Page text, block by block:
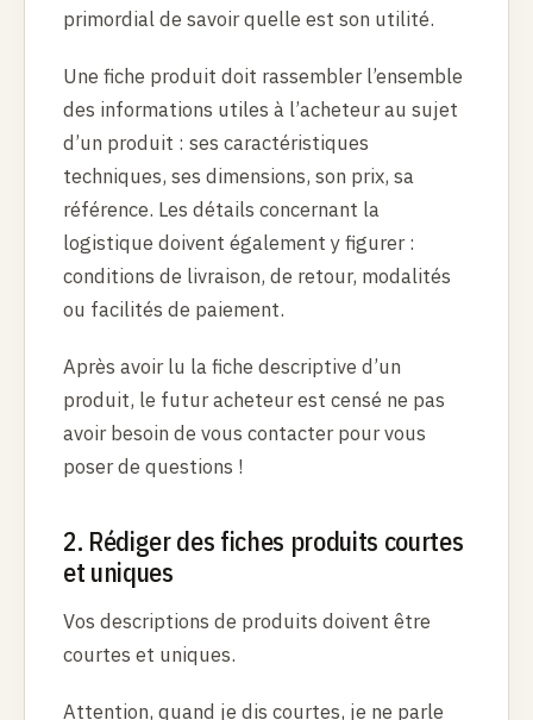
primordial de savoir quelle est son utilité.
Une fiche produit doit rassembler l’ensemble
des informations utiles à l’acheteur au sujet
d’un produit : ses caractéristiques
techniques, ses dimensions, son prix, sa
référence. Les détails concernant la
logistique doivent également y figurer :
conditions de livraison, de retour, modalités
ou facilités de paiement.
Après avoir lu la fiche descriptive d’un
produit, le futur acheteur est censé ne pas
avoir besoin de vous contacter pour vous
poser de questions !
2. Rédiger des fiches produits courtes
et uniques
Vos descriptions de produits doivent être
courtes et uniques.
Attention, quand je dis courtes, je ne parle